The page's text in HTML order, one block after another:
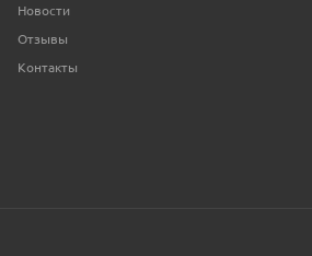
Новости
Отзывы
Контакты